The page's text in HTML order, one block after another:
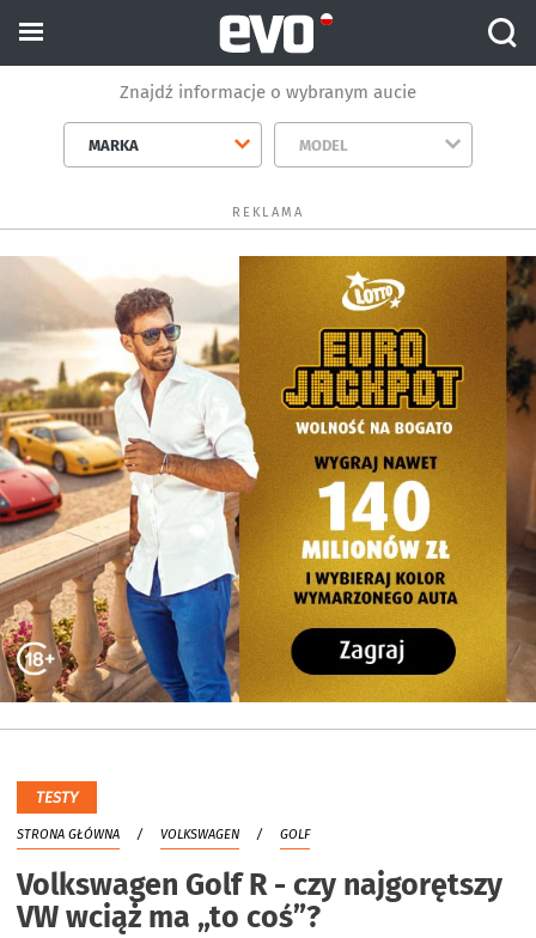
Znajdź informacje o wybranym aucie
MARKA MODEL
REKLAMA
TESTY
STRONA GŁÓWNA VOLKSWAGEN GOLF
Volkswagen Golf R - czy najgorętszy
VW wciąż ma „to coś”?